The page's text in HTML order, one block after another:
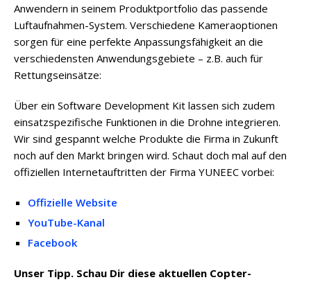
Anwendern in seinem Produktportfolio das passende
Luftaufnahmen-System. Verschiedene Kameraoptionen
sorgen für eine perfekte Anpassungsfähigkeit an die
verschiedensten Anwendungsgebiete – z.B. auch für
Rettungseinsätze:
Über ein Software Development Kit lassen sich zudem
einsatzspezifische Funktionen in die Drohne integrieren.
Wir sind gespannt welche Produkte die Firma in Zukunft
noch auf den Markt bringen wird. Schaut doch mal auf den
offiziellen Internetauftritten der Firma YUNEEC vorbei:
Offizielle Website
YouTube-Kanal
Facebook
Unser Tipp. Schau Dir diese aktuellen Copter-